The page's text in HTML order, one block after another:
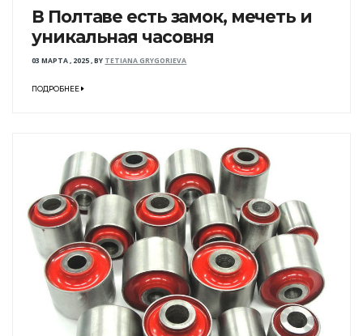
В Полтаве есть замок, мечеть и
уникальная часовня
03 МАРТА , 2025,BY TETIANA GRYGORIEVA
ПОДРОБНЕЕ